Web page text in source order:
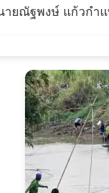
ายณัฐพงษ์ แก้วก